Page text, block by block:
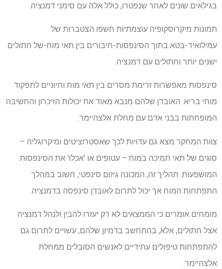
בגילאים שונים לאחר שנפטרו, כולל אלה עם סימני דמנציה.
תמונות מיקרוסקופיה עוצמתיות חשפו הצטברות של
עמילואיד-בטא בתוך הסינפסות-חיבורים בין תאי מוח-של חתולים
ישנים יותר וחתולים עם דמנציה.
סינפסות מאפשרות זרימת מסרים בין תאי מוח וחיוניים לתפקוד
מוחי בריא. האובדן שלהם מנבא מאוד את יכולות הזיכרון והחשיבה
המופחתות בבני אדם עם מחלת אלצהיימר.
צוות המחקר מצא גם עדויות לכך שאסטרוציטים ומיקרוגליה –
סוגים של תאי תמיכה במוח – עטופים או 'אכלו' את הסינפסות
המושפעות. תהליך זה, המכונה גיזום סינפטי, חשוב במהלך
התפתחות המוח אך יכול לתרום לאובדן סינפסה בדמנציה.
מומחים אומרים כי הממצאים לא רק יעזרו להבין ולנהל דמנציה
אצל חתולים, אלא, בהתחשב בדמיון שלהם, עשויים לתרום גם
להתפתחות טיפולים עתידיים לאנשים הסובלים ממחלת
אלצהיימר.